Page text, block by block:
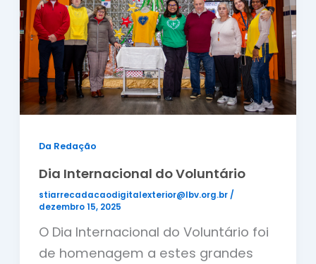
Da Redação
Dia Internacional do Voluntário
stiarrecadacaodigitalexterior@lbv.org.br/
dezembro 15, 2025
O Dia Internacional do Voluntário foi
de homenagem a estes grandes